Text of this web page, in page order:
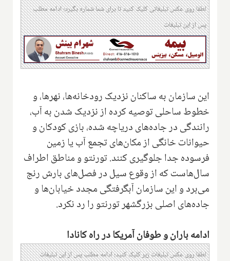
لطفا روی عکس تبلیغاتی کلیک کنید تا برای شما شماره بگیرد؛ ادامه مطلب
پس از این تبلیغات
این سازمان به ساکنان نزدیک رودخانه‌ها، نهرها، و
خطوط ساحلی توصیه کرده از نزدیک شدن به آب،
رانندگی در جاده‌های دریاچه شده، بازی کودکان و
حیوانات خانگی از مکان‌های تجمع آب یا زمین
فرسوده جدا جلوگیری کنند. تورنتو و مناطق اطراف
سال‌هاست که از وقوع سیل در فصل‌های بارش رنج
می‌برد و این سازمان آبگرفتگی مجدد خیابان‌ها و
جاده‌های اصلی بزرگشهر تورنتو را رد نکرد.
ادامه باران و طوفان آمریکا در راه کانادا
لطفا روی عکس تبلیغات زیر کلیک کنید؛ ادامه مطلب پس از این تبلیغات